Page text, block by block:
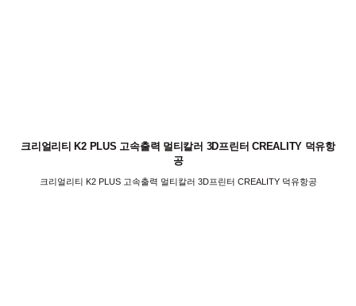
크리얼리티 K2 PLUS 고속출력 멀티칼러 3D프린터 CREALITY 덕유항
공
크리얼리티 K2 PLUS 고속출력 멀티칼러 3D프린터 CREALITY 덕유항공